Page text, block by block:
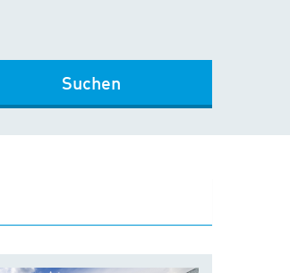
Suchen